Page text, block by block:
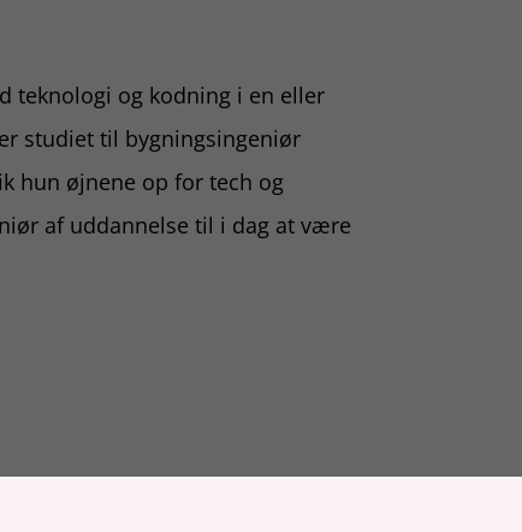
teknologi og kodning i en eller
studiet til bygningsingeniør
hun øjnene op for tech og
af uddannelse til i dag at være